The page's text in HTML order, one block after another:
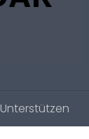
Unterstützen